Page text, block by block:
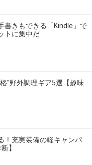
書きもできる「Kindle」で
トに集中だ
”野外調理ギア5選【趣味
！充実装備の軽キャンパ
】